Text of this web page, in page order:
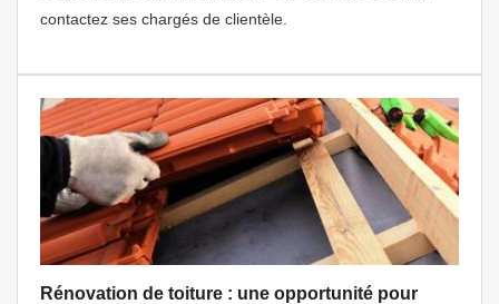
contactez ses chargés de clientèle.
Rénovation de toiture : une opportunité pour